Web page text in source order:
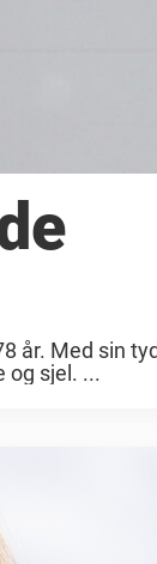
år. Med sin
og sjel. ...